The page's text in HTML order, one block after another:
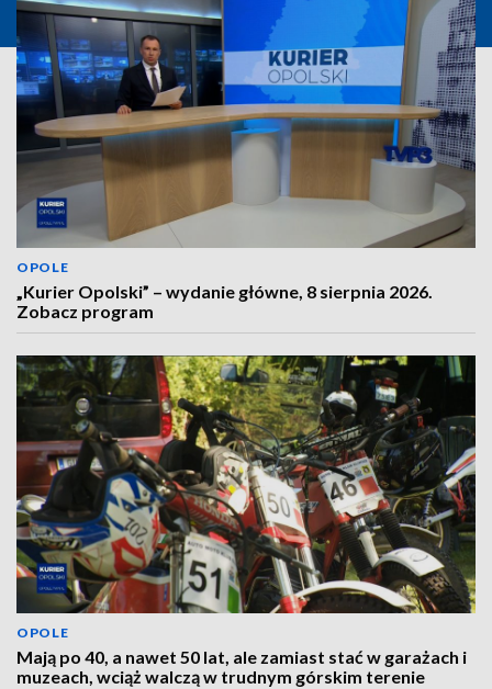
OPOLE
„Kurier Opolski” – wydanie główne, 8 sierpnia 2026.
Zobacz program
OPOLE
Mają po 40, a nawet 50 lat, ale zamiast stać w garażach i
muzeach, wciąż walczą w trudnym górskim terenie